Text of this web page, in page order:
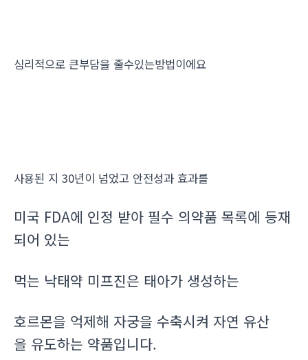
심리적으로 큰부담을 줄수있는방법이에요
사용된 지 30년이 넘었고 안전성과 효과를
미국 FDA에 인정 받아 필수 의약품 목록에 등재
되어 있는
먹는 낙태약 미프진은 태아가 생성하는
호르몬을 억제해 자궁을 수축시켜 자연 유산
을 유도하는 약품입니다.